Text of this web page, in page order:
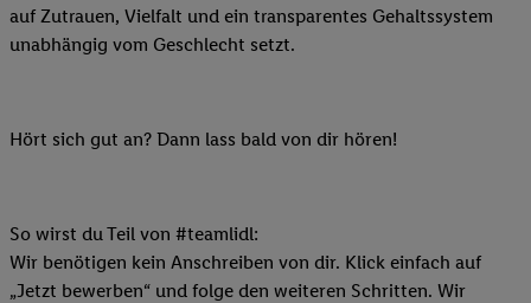
auf Zutrauen, Vielfalt und ein transparentes Gehaltssystem
unabhängig vom Geschlecht setzt.
Hört sich gut an? Dann lass bald von dir hören!
So wirst du Teil von #teamlidl:
Wir benötigen kein Anschreiben von dir. Klick einfach auf
„Jetzt bewerben“ und folge den weiteren Schritten. Wir